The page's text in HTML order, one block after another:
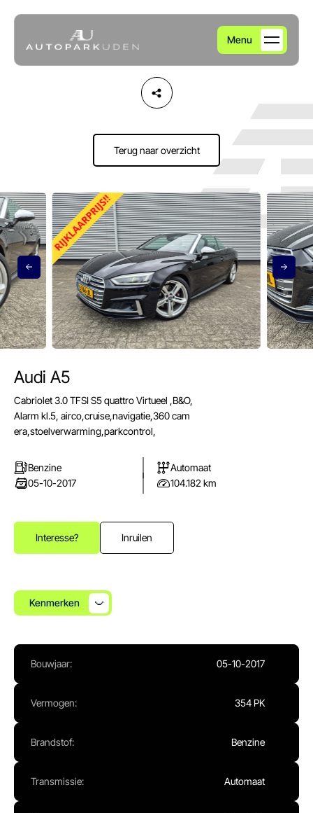
Menu
Aanbod
Over ons
Verkocht
Contact
E-mail
info@autoparkuden.nl
Telefoon
Adres
Openingstijden verkoop
Ma - Vr:08.00 - 17.00
Zo:
Gesloten
Openingstijden werkplaats
Gesloten
Terug naar overzicht
Audi A5
Cabriolet 3.0 TFSI S5 quattro Virtueel ,B&O,
Alarm kl.5, airco,cruise,navigatie,360 cam
era,stoelverwarming,parkcontrol,
Benzine
Automaat
05-10-2017
104.182 km
Interesse? Inruilen
Kenmerken
Bouwjaar: 05-10-2017
Vermogen: 354 PK
Brandstof: Benzine
Transmissie: Automaat